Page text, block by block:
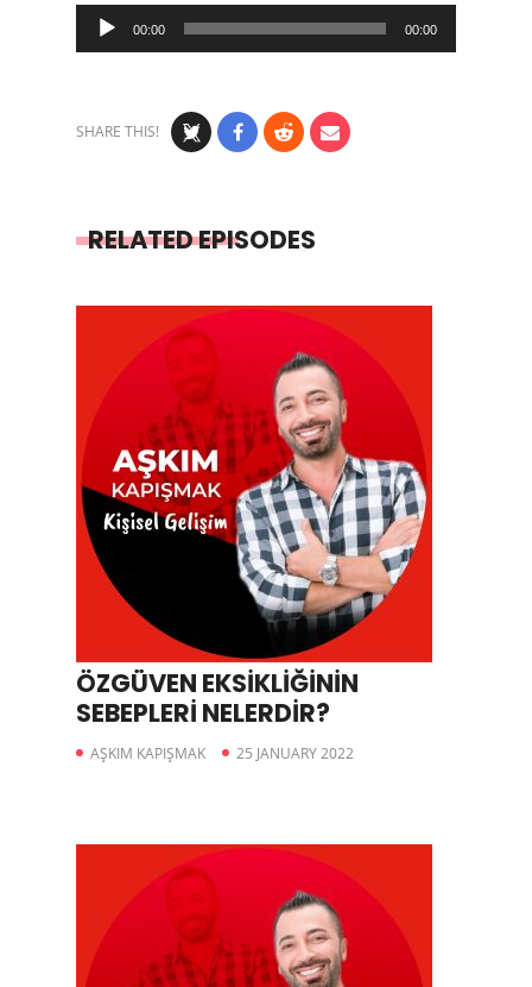
Audio
Player
00:00 00:00
SHARE THIS!
RELATED EPISODES
ÖZGÜVEN EKSİKLİĞİNİN
SEBEPLERİ NELERDİR?
AŞKIM KAPIŞMAK 25 JANUARY 2022